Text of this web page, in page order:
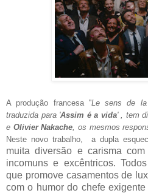
A produção francesa ''Le sens de la
traduzida para 'Assim é a vida' , tem
e Olivier Nakache , os mesmos
Neste novo trabalho, a dupla
muita diversão e carisma
incomuns e excêntricos.
que promove casamentos de
com o humor do chefe